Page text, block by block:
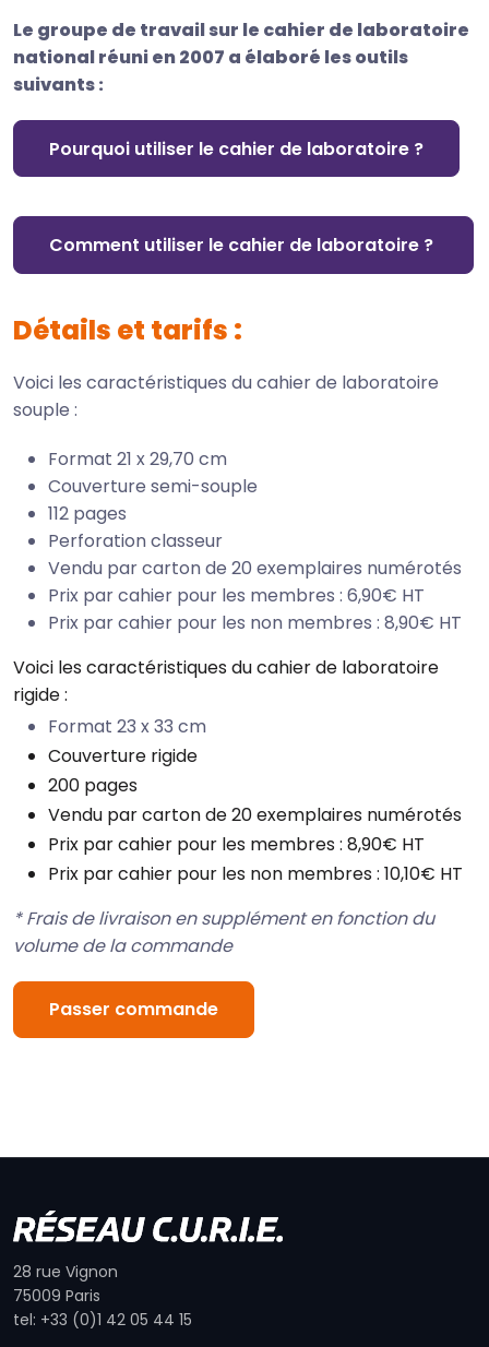
Le groupe de travail sur le cahier de laboratoire
national réuni en 2007 a élaboré les outils
suivants :
Pourquoi utiliser le cahier de laboratoire ?
Comment utiliser le cahier de laboratoire ?
Détails et tarifs :
Voici les caractéristiques du cahier de laboratoire
souple :
Format 21 x 29,70 cm
Couverture semi-souple
112 pages
Perforation classeur
Vendu par carton de 20 exemplaires numérotés
Prix par cahier pour les membres : 6,90€ HT
Prix par cahier pour les non membres : 8,90€ HT
Voici les caractéristiques du cahier de laboratoire
rigide :
Format 23 x 33 cm
Couverture rigide
200 pages
Vendu par carton de 20 exemplaires numérotés
Prix par cahier pour les membres : 8,90€ HT
Prix par cahier pour les non membres : 10,10€ HT
* Frais de livraison en supplément en fonction du
volume de la commande
Passer commande
28 rue Vignon
75009 Paris
tel: +33 (0)1 42 05 44 15